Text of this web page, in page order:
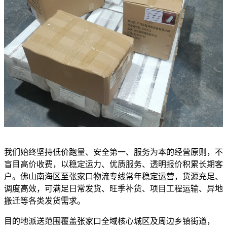
我们始终坚持低价跑量、安全第一、服务为本的经营原则，不
盲目高价收费，以稳定运力、优质服务、透明报价积累长期客
户。佛山南海区至张家口物流专线常年稳定运营，货源充足、
调度高效，可满足日常发货、旺季补货、项目工程运输、异地
搬迁等各类发货需求。
目的地派送范围覆盖张家口全域核心城区及周边乡镇街道，